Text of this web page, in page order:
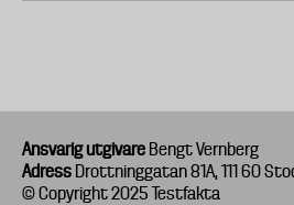
Ansvarig utgivare Bengt Vernberg
Adress Drottninggatan 81A, 111 60
© Copyright 2025 Testfakta